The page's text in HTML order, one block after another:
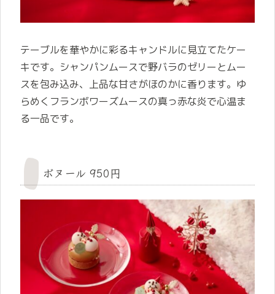
テーブルを華やかに彩るキャンドルに見立てたケー
キです。シャンパンムースで野バラのゼリーとムー
スを包み込み、上品な甘さがほのかに香ります。ゆ
らめくフランボワーズムースの真っ赤な炎で心温ま
る一品です。
ボヌール 950円